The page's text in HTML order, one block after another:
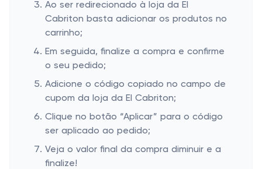
Ao ser redirecionado à loja da El
Cabriton basta adicionar os produtos no
carrinho;
Em seguida, finalize a compra e confirme
o seu pedido;
Adicione o código copiado no campo de
cupom da loja da El Cabriton;
Clique no botão “Aplicar” para o código
ser aplicado ao pedido;
Veja o valor final da compra diminuir e a
finalize!